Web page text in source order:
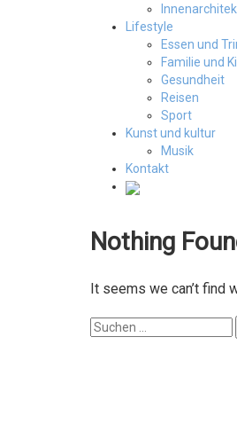
Lifestyle
Essen und
Familie und
Gesundheit
Reisen
Sport
Kunst und kultur
Musik
Kontakt
Nothing
It seems we can’t find
Suchen
nach: